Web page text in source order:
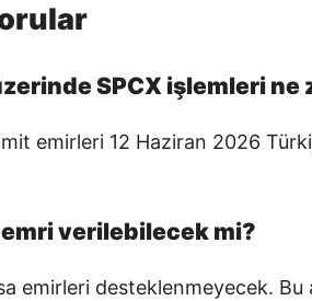
SPCX işlemleri ne
emirleri 12 Haziran 2026
verilebilecek mi?
emirleri desteklenmeyecek.